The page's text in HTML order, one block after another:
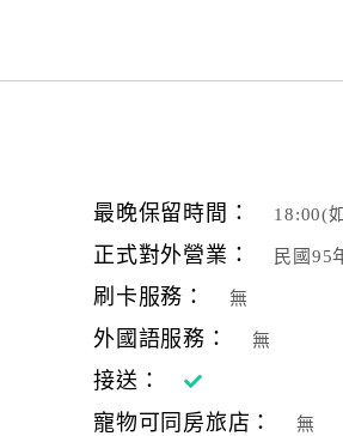
最晚保留時間： 18:00(
正式對外營業： 民國95
刷卡服務： 無
外國語服務： 無
接送：
寵物可同房旅店： 無